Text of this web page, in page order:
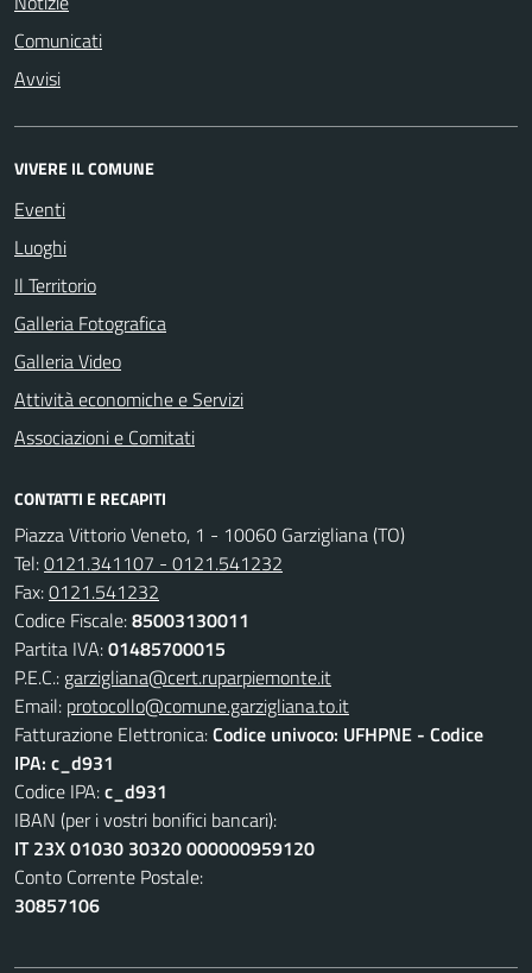
P.E.C.:garzigliana@cert.ruparpiemonte.it
Email:protocollo@comune.garzigliana.to.it
Fatturazione Elettronica:
Codice IPA:c_d931
IBAN (per i vostri bonifici bancari):
Conto Corrente Postale:
30857106
DATI TERRITORIALI
Abitanti:557 al 31/12/2024
Superficie:7,4Kmq. Densità:
Altitudine media:314
Latitudine:44° 50' 18''Longitudine:7° 22' 32''
Comuni limitrofi:Macello, Osasco, Cavour, Bricherasio,
Pinerolo
Frazioni e borgate:Alberetti, Case Nuove, Conti, Montebruno,
Paschetti, San Martino, Santa Marta, Trabucchi
Responsabile della protezione dei dati (D.P.O.)
Email:privacy@comune.garzigliana.to.it
Pec: garzigliana@cert.ruparpiemonte.it
UTILITÀ
Amministrazione Trasparente
Dichiarazione di accessibilità